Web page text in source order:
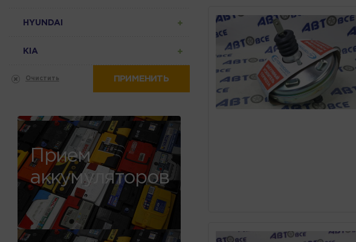
HYUNDAI
KIA
Очистить ПРИМЕНИТЬ
Прием
аккумуляторов